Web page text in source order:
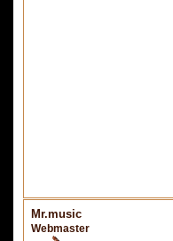
Mr.music
Webmaster